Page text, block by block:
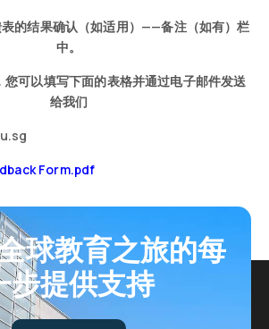
的结果确认（如适用）——备注（如有）栏
中。
可以填写下面的表格并通过电子邮件发送
给我们
Form.pdf
球教育之旅的每
步提供支持